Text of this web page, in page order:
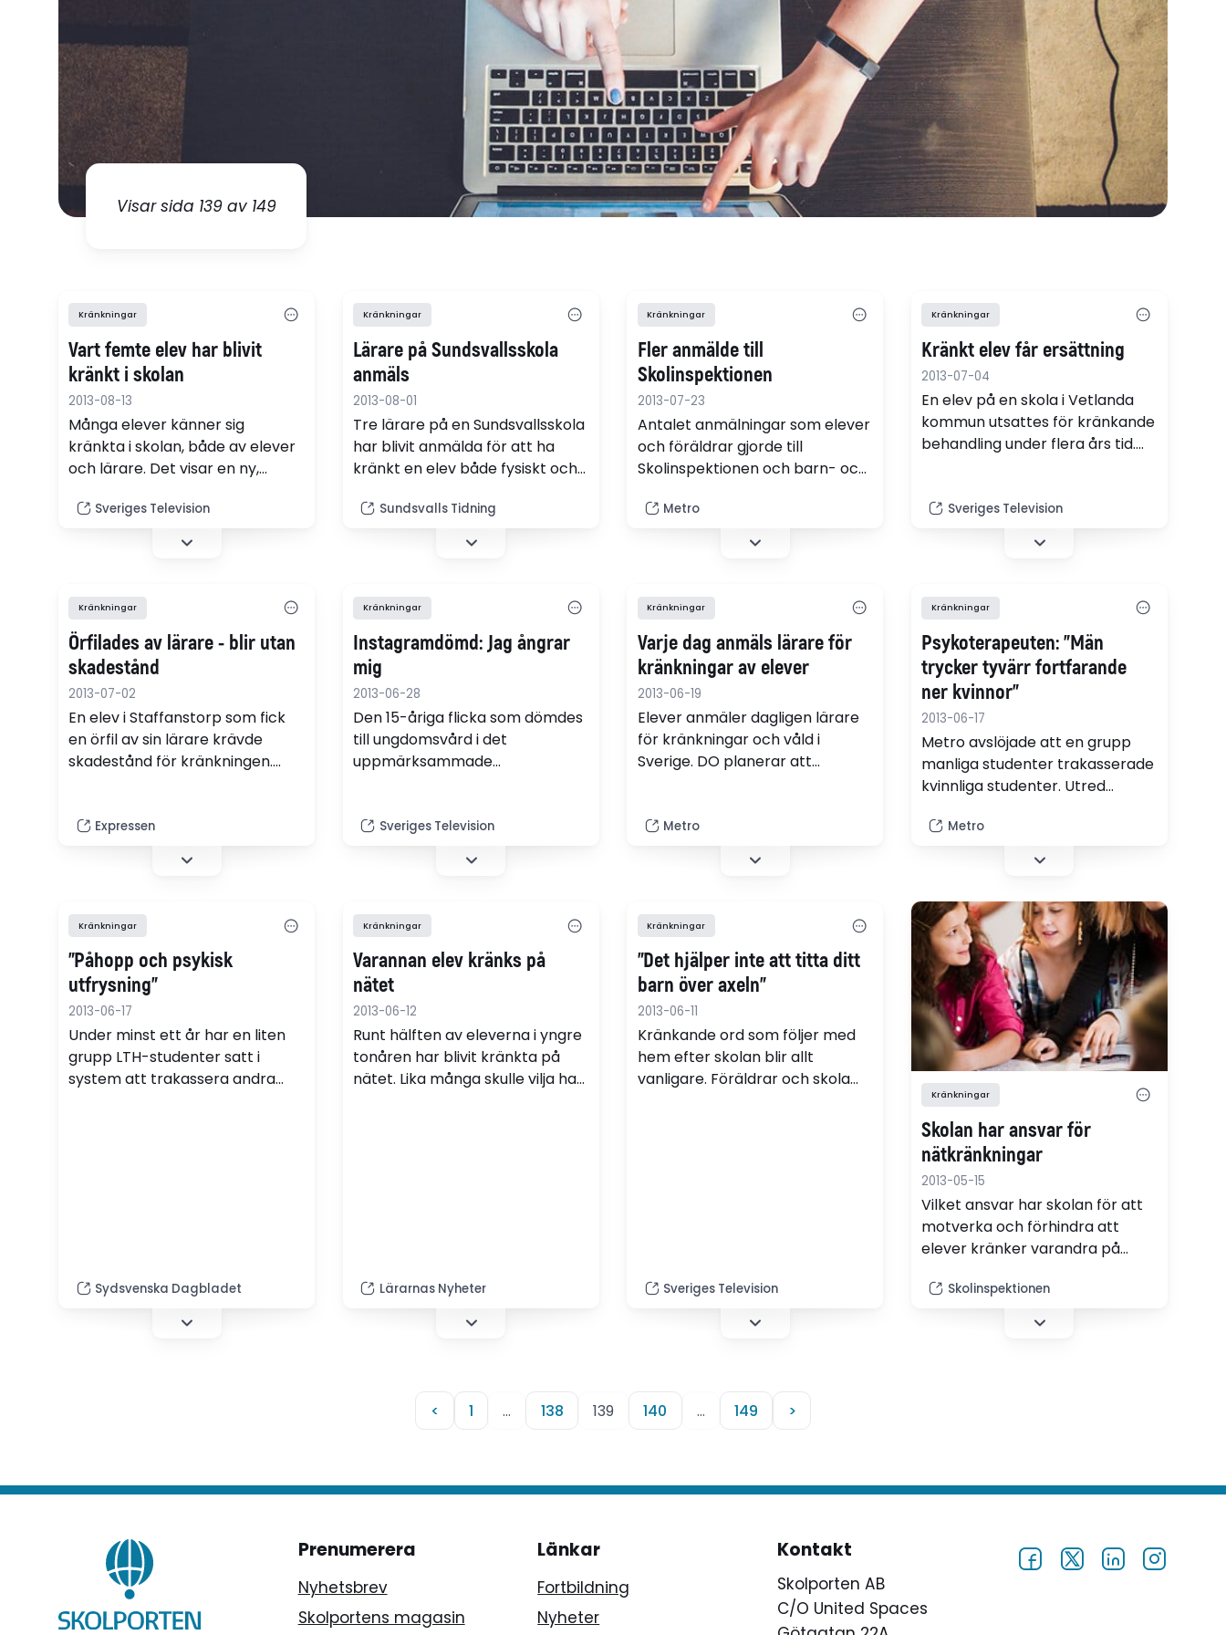
Visar sida 139 av 149
Kränkningar
Vart femte elev har blivit
kränkt i skolan
2013-08-13
Många elever känner sig
kränkta i skolan, både av elever
och lärare. Det visar en ny,
organisationen Friends
genomfört.
Sveriges Television
Kränkningar
Lärare på Sundsvallsskola
anmäls
2013-08-01
Tre lärare på en Sundsvallsskola
har blivit anmälda för att ha
kränkt en elev både fysiskt och
behandlas av barn och
utbildning på kommunen.
Sundsvalls Tidning
Kränkningar
Fler anmälde till
Skolinspektionen
2013-07-23
Antalet anmälningar som elever
och föräldrar gjorde till
Skolinspektionen och barn- och
halvåret har ökat med 30
procent, jämfört med samma
Metro
Kränkningar
Kränkt elev får ersättning
2013-07-04
En elev på en skola i Vetlanda
kommun utsattes för kränkande
behandling under flera års tid.
Sveriges Television
Kränkningar
Örfilades av lärare - blir utan
skadestånd
2013-07-02
En elev i Staffanstorp som fick
en örfil av sin lärare krävde
skadestånd för kränkningen.
skadestånd.
Expressen
Kränkningar
Instagramdömd: Jag ångrar
mig
2013-06-28
Den 15-åriga flicka som dömdes
till ungdomsvård i det
uppmärksammade
Posten.
Sveriges Television
Kränkningar
Varje dag anmäls lärare för
kränkningar av elever
2013-06-19
Elever anmäler dagligen lärare
för kränkningar och våld i
Sverige. DO planerar att
mot elever. I Göteborg
polisutreds en lärare för att ha
misshandlat en elev.
Metro
Kränkningar
Psykoterapeuten: "Män
trycker tyvärr fortfarande
ner kvinnor"
2013-06-17
Metro avslöjade att en grupp
manliga studenter trakasserade
kvinnliga studenter. Utred
jämställdhetsarbete och
polisanmäl. Det föreslår
Metro
Kränkningar
”Påhopp och psykisk
utfrysning”
2013-06-17
Under minst ett år har en liten
grupp LTH-studenter satt i
system att trakassera andra
Sydsvenska Dagbladet
Kränkningar
Varannan elev kränks på
nätet
2013-06-12
Runt hälften av eleverna i yngre
tonåren har blivit kränkta på
nätet. Lika många skulle vilja ha
Lärarnas Nyheter
Kränkningar
”Det hjälper inte att titta ditt
barn över axeln”
2013-06-11
Kränkande ord som följer med
hem efter skolan blir allt
vanligare. Föräldrar och skola
Sveriges Television
Kränkningar
Skolan har ansvar för
nätkränkningar
2013-05-15
Vilket ansvar har skolan för att
motverka och förhindra att
elever kränker varandra på
medier? Under
Skolinspektionens webinarium
Skolinspektionen
< 1 … 138 139 140 … 149 >
Prenumerera
Nyhetsbrev
Skolportens magasin
Länkar
Fortbildning
Nyheter
Kontakt
Skolporten AB
C/O United Spaces